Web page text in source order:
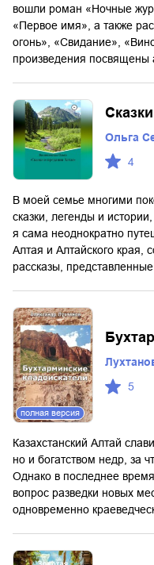
вошли роман «Ночные
«Первое имя», а также
огонь», «Свидание»,
произведения посвящены
Ольга
4
В моей семье многими
сказки, легенды и
я сама неоднократно
Алтая и Алтайского края,
рассказы,
полная версия
5
Казахстанский Алтай
но и богатством недр, за
Однако в последнее
вопрос разведки новых
одновременно